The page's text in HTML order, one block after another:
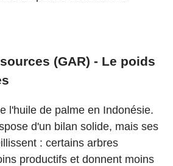
(GAR) - Le poids
l'huile de palme en Indonésie.
d'un bilan solide, mais ses
: certains arbres
productifs et donnent moins